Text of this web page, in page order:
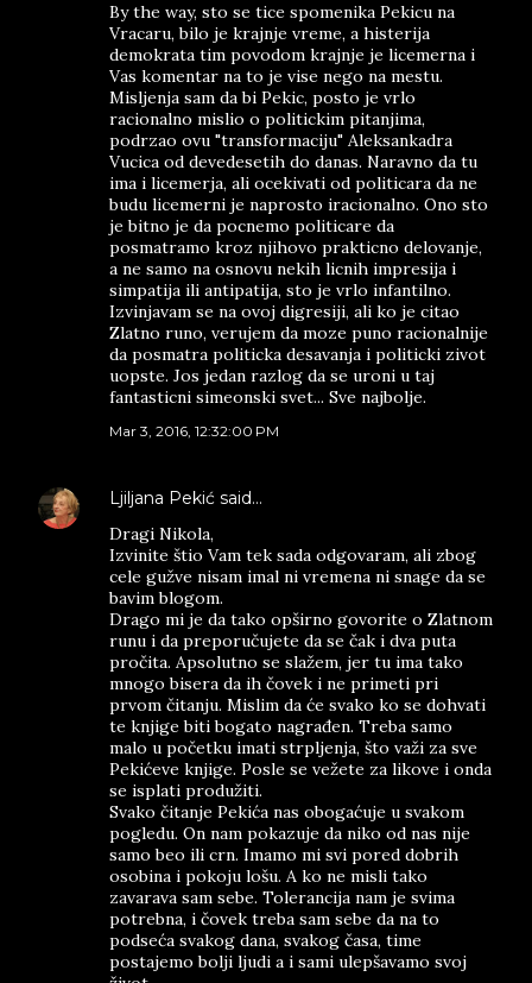
By the way, sto se tice spomenika Pekicu na
Vracaru, bilo je krajnje vreme, a histerija
demokrata tim povodom krajnje je licemerna i
Vas komentar na to je vise nego na mestu.
Misljenja sam da bi Pekic, posto je vrlo
racionalno mislio o politickim pitanjima,
podrzao ovu "transformaciju" Aleksankadra
Vucica od devedesetih do danas. Naravno da tu
ima i licemerja, ali ocekivati od politicara da ne
budu licemerni je naprosto iracionalno. Ono sto
je bitno je da pocnemo politicare da
posmatramo kroz njihovo prakticno delovanje,
a ne samo na osnovu nekih licnih impresija i
simpatija ili antipatija, sto je vrlo infantilno.
Izvinjavam se na ovoj digresiji, ali ko je citao
Zlatno runo, verujem da moze puno racionalnije
da posmatra politicka desavanja i politicki zivot
uopste. Jos jedan razlog da se uroni u taj
fantasticni simeonski svet... Sve najbolje.
Mar 3, 2016, 12:32:00 PM
Ljiljana Pekić said…
Dragi Nikola,
Izvinite štio Vam tek sada odgovaram, ali zbog
cele gužve nisam imal ni vremena ni snage da se
bavim blogom.
Drago mi je da tako opširno govorite o Zlatnom
runu i da preporučujete da se čak i dva puta
pročita. Apsolutno se slažem, jer tu ima tako
mnogo bisera da ih čovek i ne primeti pri
prvom čitanju. Mislim da će svako ko se dohvati
te knjige biti bogato nagrađen. Treba samo
malo u početku imati strpljenja, što važi za sve
Pekićeve knjige. Posle se vežete za likove i onda
se isplati produžiti.
Svako čitanje Pekića nas obogaćuje u svakom
pogledu. On nam pokazuje da niko od nas nije
samo beo ili crn. Imamo mi svi pored dobrih
osobina i pokoju lošu. A ko ne misli tako
zavarava sam sebe. Tolerancija nam je svima
potrebna, i čovek treba sam sebe da na to
podseća svakog dana, svakog časa, time
postajemo bolji ljudi a i sami ulepšavamo svoj